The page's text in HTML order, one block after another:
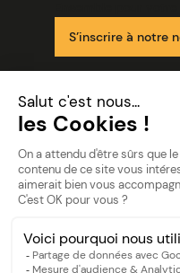
S’inscrire à notre
Nos solutions
Nos cabinets
Mon espace client